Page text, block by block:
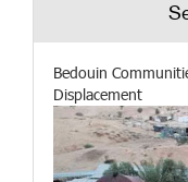
Bedouin
Displacement